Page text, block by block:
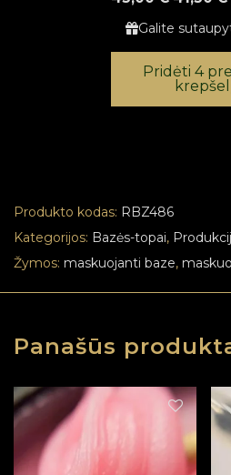
Galite
Pridėti 4
Produkto kodas: RBZ486
Kategorijos: Bazės-topai,
Žymos: maskuojanti baze,
Panašūs